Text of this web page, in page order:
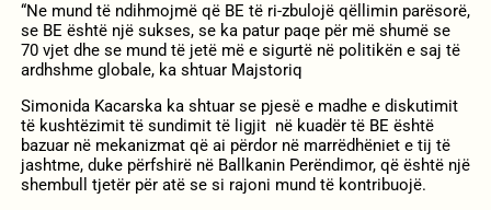
“Ne mund të ndihmojmë që BE të ri-zbulojë qëllimin parësorë,
se BE është një sukses, se ka patur paqe për më shumë se
70 vjet dhe se mund të jetë më e sigurtë në politikën e saj të
ardhshme globale, ka shtuar Majstoriq
Simonida Kacarska ka shtuar se pjesë e madhe e diskutimit
të kushtëzimit të sundimit të ligjit në kuadër të BE është
bazuar në mekanizmat që ai përdor në marrëdhëniet e tij të
jashtme, duke përfshirë në Ballkanin Perëndimor, që është një
shembull tjetër për atë se si rajoni mund të kontribuojë.